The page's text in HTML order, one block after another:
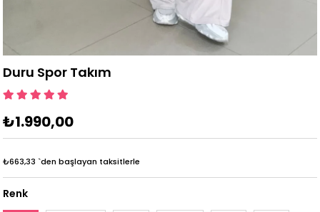
Duru Spor Takım
₺1.990,00
₺663,33 `den başlayan taksitlerle
Renk